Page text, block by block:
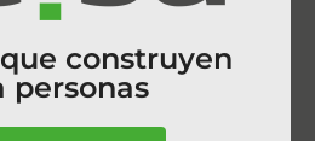
construyen
personas